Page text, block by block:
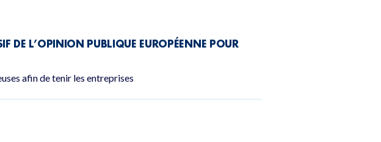
DE L’OPINION PUBLIQUE EUROPÉENNE POUR
afin de tenir les entreprises